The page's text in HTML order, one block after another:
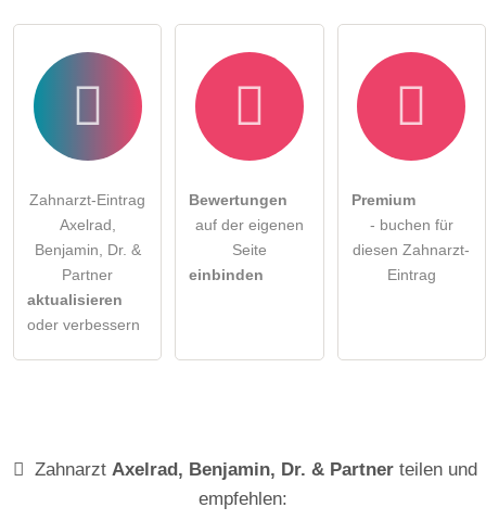
Zahnarzt-Eintrag
Axelrad,
Benjamin, Dr. &
Partner
aktualisieren
oder verbessern
Bewertungen
auf der eigenen
Seite
einbinden
Premium
- buchen für
diesen Zahnarzt-
Eintrag
Zahnarzt Axelrad, Benjamin, Dr. & Partnerteilen und
empfehlen: